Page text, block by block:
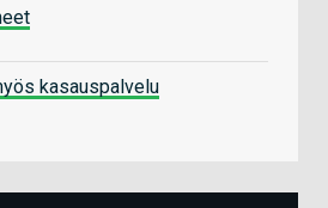
kasauspalvelu